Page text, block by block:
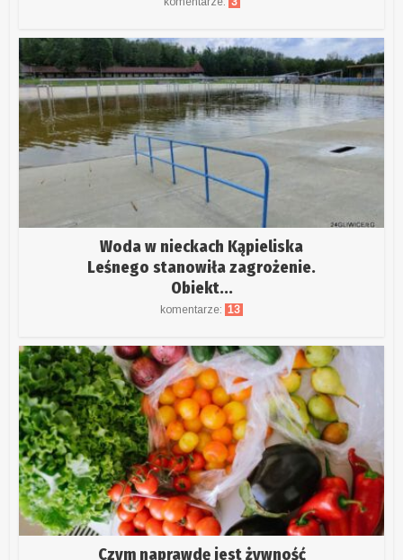
Woda w nieckach Kąpieliska
Leśnego stanowiła zagrożenie.
Obiekt...
komentarze: 13
Czym naprawdę jest żywność